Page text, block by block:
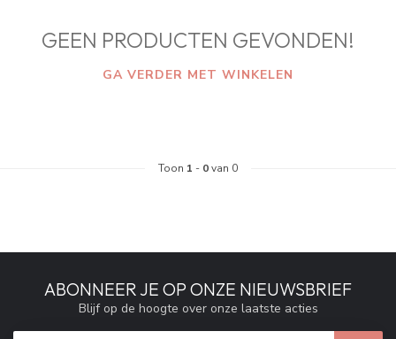
GEEN PRODUCTEN GEVONDEN!
GA VERDER MET WINKELEN
Toon 1 - 0van 0
ABONNEER JE OP ONZE NIEUWSBRIEF
Blijf op de hoogte over onze laatste acties